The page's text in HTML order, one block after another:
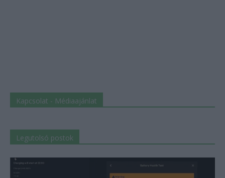
Kapcsolat - Médiaajánlat
Legutolsó postok